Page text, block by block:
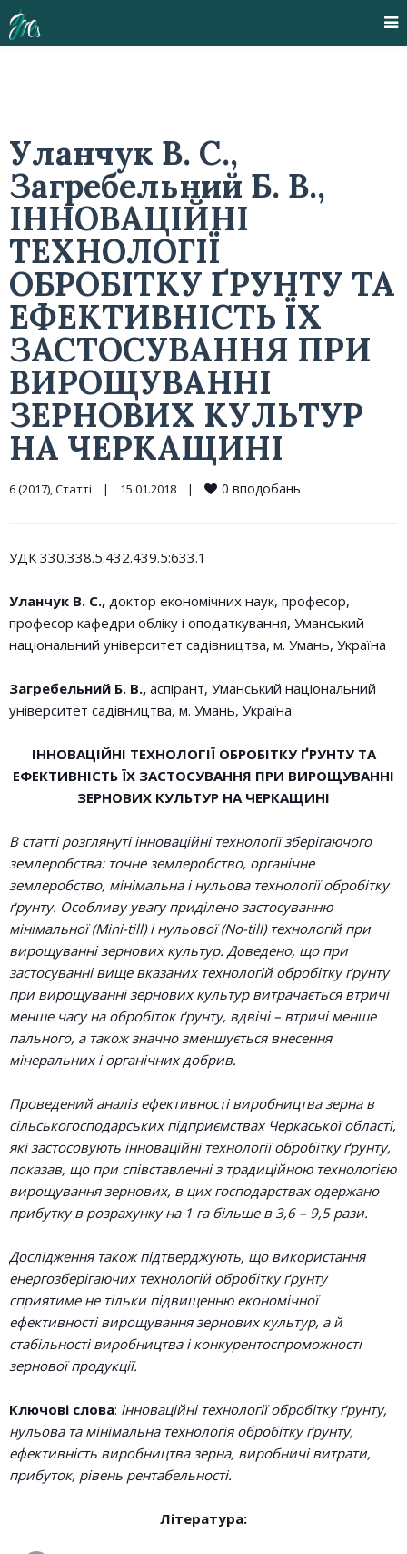
Уланчук В. С.,
Загребельний Б. В.,
ІННОВАЦІЙНІ
ТЕХНОЛОГІЇ
ОБРОБІТКУ ҐРУНТУ ТА
ЕФЕКТИВНІСТЬ ЇХ
ЗАСТОСУВАННЯ ПРИ
ВИРОЩУВАННІ
ЗЕРНОВИХ КУЛЬТУР
НА ЧЕРКАЩИНІ
6 (2017), Статті | 15.01.2018 | 0 вподобань
УДК 330.338.5.432.439.5:633.1
Уланчук В. С., доктор економічних наук, професор,
професор кафедри обліку і оподаткування, Уманський
національний університет садівництва, м. Умань, Україна
Загребельний Б. В., аспірант, Уманський національний
університет садівництва, м. Умань, Україна
ІННОВАЦІЙНІ ТЕХНОЛОГІЇ ОБРОБІТКУ ҐРУНТУ ТА
ЕФЕКТИВНІСТЬ ЇХ ЗАСТОСУВАННЯ ПРИ ВИРОЩУВАННІ
ЗЕРНОВИХ КУЛЬТУР НА ЧЕРКАЩИНІ
В статті розглянуті інноваційні технології зберігаючого
землеробства: точне землеробство, органічне
землеробство, мінімальна і нульова технології обробітку
ґрунту. Особливу увагу приділено застосуванню
мінімальної (Mini-till) і нульової (No-till) технологій при
вирощуванні зернових культур. Доведено, що при
застосуванні вище вказаних технологій обробітку ґрунту
при вирощуванні зернових культур витрачається втричі
менше часу на обробіток ґрунту, вдвічі – втричі менше
пального, а також значно зменшується внесення
мінеральних і органічних добрив.
Проведений аналіз ефективності виробництва зерна в
сільськогосподарських підприємствах Черкаської області,
які застосовують інноваційні технології обробітку ґрунту,
показав, що при співставленні з традиційною технологією
вирощування зернових, в цих господарствах одержано
прибутку в розрахунку на 1 га більше в 3,6 – 9,5 рази.
Дослідження також підтверджують, що використання
енергозберігаючих технологій обробітку ґрунту
сприятиме не тільки підвищенню економічної
ефективності вирощування зернових культур, а й
стабільності виробництва і конкурентоспроможності
зернової продукції.
Ключові слова: інноваційні технології обробітку ґрунту,
нульова та мінімальна технологія обробітку ґрунту,
ефективність виробництва зерна, виробничі витрати,
прибуток, рівень рентабельності.
Література: